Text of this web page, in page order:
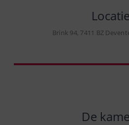
Locatie
Brink 94, 7411 BZ
De